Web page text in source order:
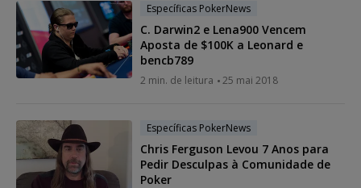
Específicas PokerNews
C. Darwin2 e Lena900 Vencem
Aposta de $100K a Leonard e
bencb789
2 min. de leitura 25 mai 2018
Específicas PokerNews
Chris Ferguson Levou 7 Anos para
Pedir Desculpas à Comunidade de
Poker